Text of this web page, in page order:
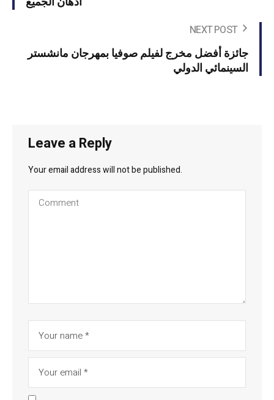
NEXT POST
جائزة أفضل مخرج لفيلم صوفيا بمهرجان مانشستر
السينمائي الدولي
Leave a Reply
Your email address will not be published.